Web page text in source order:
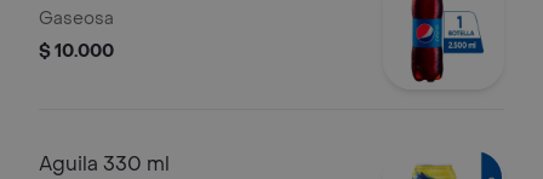
Gaseosa
$ 10.000
Aguila 330 ml